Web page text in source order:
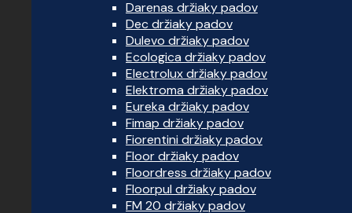
Darenas držiaky padov
Dec držiaky padov
Dulevo držiaky padov
Ecologica držiaky padov
Electrolux držiaky padov
Elektroma držiaky padov
Eureka držiaky padov
Fimap držiaky padov
Fiorentini držiaky padov
Floor držiaky padov
Floordress držiaky padov
Floorpul držiaky padov
FM 20 držiaky padov